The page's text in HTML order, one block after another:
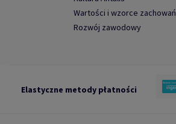
Wartości i wzorce zachowań
Rozwój zawodowy
Elastyczne metody płatności